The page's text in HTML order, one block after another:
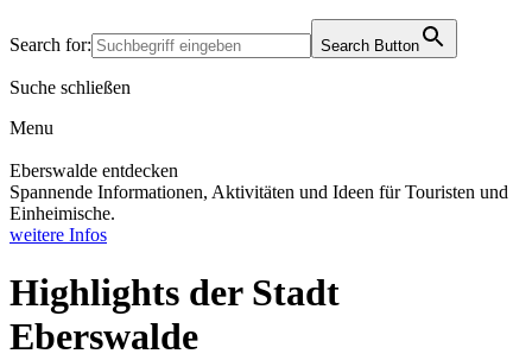
Search for: Search Button
Suche schließen
Menu
Eberswalde entdecken
Spannende Informationen, Aktivitäten und Ideen für Touristen und
Einheimische.
weitere Infos
Highlights der Stadt
Eberswalde